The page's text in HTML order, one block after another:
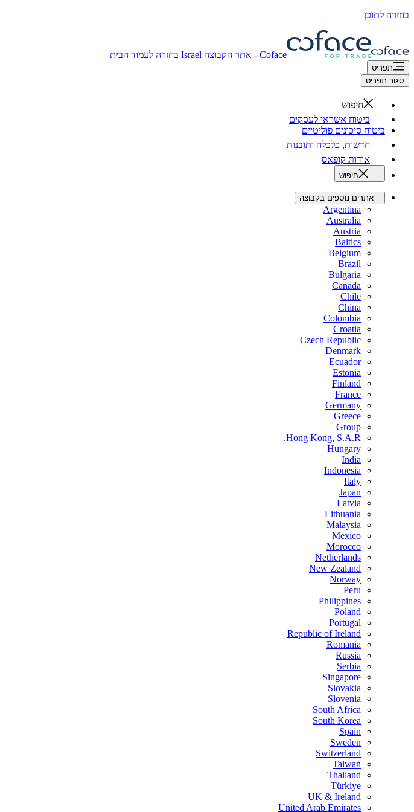
בחזרה לתוכן
Coface - אתר הקבוצה בחזרה לעמוד הבית
תפריט
סגור תפריט
חיפוש
ביטוח אשראי לעסקים
ביטוח סיכונים פוליטיים
חדשות, כלכלה ותובנות
אודות קופאס
חיפוש
אתרים נוספים בקבוצה
Argentina
Australia
Austria
Baltics
Belgium
Brazil
Bulgaria
Canada
Chile
China
Colombia
Croatia
Czech Republic
Denmark
Ecuador
Estonia
Finland
France
Germany
Greece
Group
Hong Kong, S.A.R.
Hungary
India
Indonesia
Italy
Japan
Latvia
Lithuania
Malaysia
Mexico
Morocco
Netherlands
New Zealand
Norway
Peru
Philippines
Poland
Portugal
Republic of Ireland
Romania
Russia
Serbia
Singapore
Slovakia
Slovenia
South Africa
South Korea
Spain
Sweden
Switzerland
Taiwan
Thailand
Türkiye
UK & Ireland
United Arab Emirates